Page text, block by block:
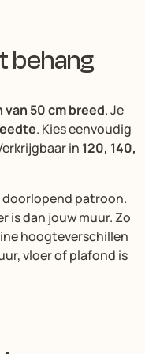
behang
van 50 cm breed. Je
. Kies eenvoudig
in 120, 140,
doorlopend patroon.
is dan jouw muur. Zo
hoogteverschillen
vloer of plafond is